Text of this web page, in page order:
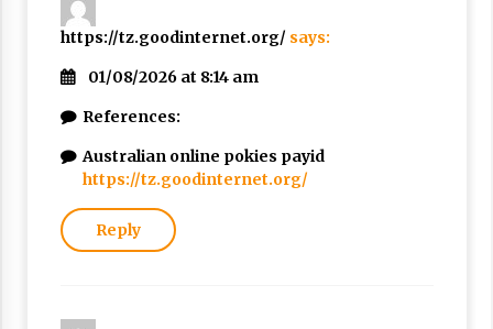
https://tz.goodinternet.org/ says:
01/08/2026 at 8:14 am
References:
Australian online pokies payid
https://tz.goodinternet.org/
Reply